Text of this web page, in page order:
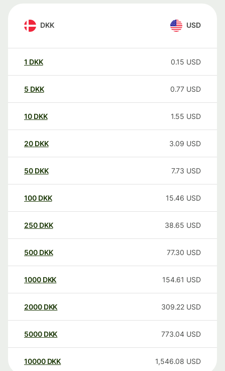
DKK USD
1 DKK 0.15 USD
5 DKK 0.77 USD
10 DKK 1.55 USD
20 DKK 3.09 USD
50 DKK 7.73 USD
100 DKK 15.46 USD
250 DKK 38.65 USD
500 DKK 77.30 USD
1000 DKK 154.61 USD
2000 DKK 309.22 USD
5000 DKK 773.04 USD
10000 DKK 1,546.08 USD